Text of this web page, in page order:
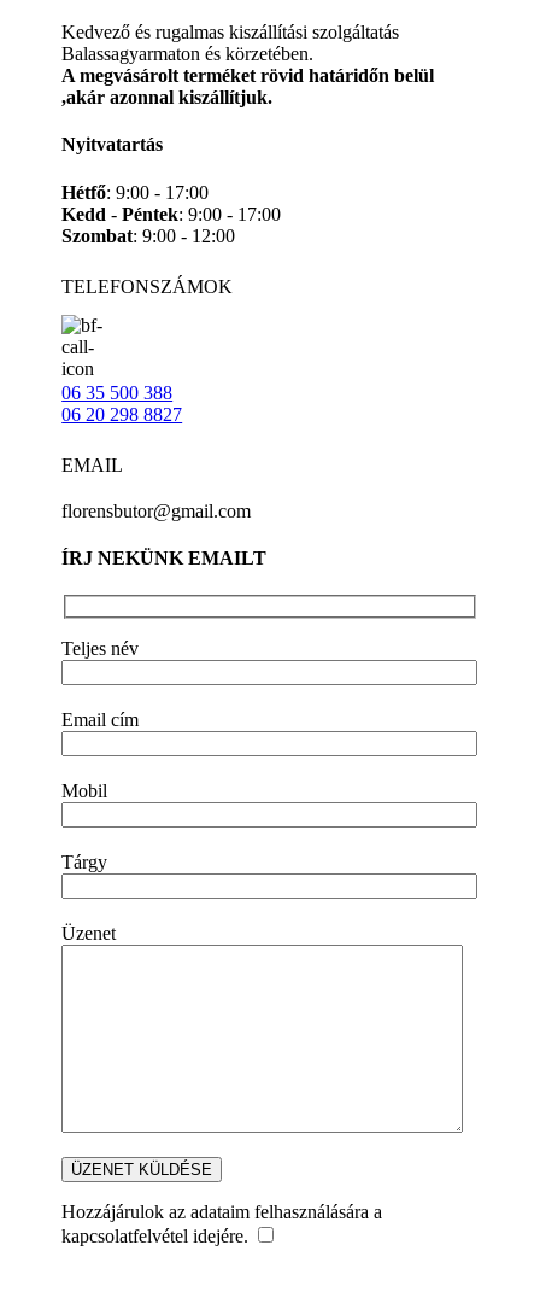
Kedvező és rugalmas kiszállítási szolgáltatás
Balassagyarmaton és körzetében.
A megvásárolt terméket rövid határidőn belül
,akár azonnal kiszállítjuk.
Nyitvatartás
Hétfő: 9:00 - 17:00
Kedd-Péntek: 9:00 - 17:00
Szombat: 9:00 - 12:00
TELEFONSZÁMOK
06 35 500 388
06 20 298 8827
EMAIL
florensbutor@gmail.com
ÍRJ NEKÜNK EMAILT
Teljes név
Email cím
Mobil
Tárgy
Üzenet
Hozzájárulok az adataim felhasználására a
kapcsolatfelvétel idejére.